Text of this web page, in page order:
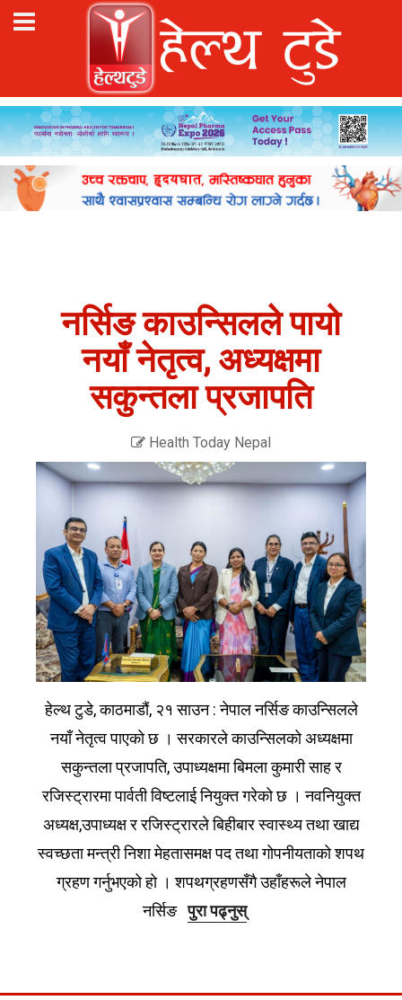
नर्सिङ काउन्सिलले पायो
नयाँ नेतृत्व, अध्यक्षमा
सकुन्तला प्रजापति
Health Today Nepal
हेल्थ टुडे, काठमाडौं, २१ साउन : नेपाल नर्सिङ काउन्सिलले
नयाँ नेतृत्व पाएको छ । सरकारले काउन्सिलको अध्यक्षमा
सकुन्तला प्रजापति, उपाध्यक्षमा बिमला कुमारी साह र
रजिस्ट्रारमा पार्वती विष्टलाई नियुक्त गरेको छ । नवनियुक्त
अध्यक्ष,उपाध्यक्ष र रजिस्ट्रारले बिहीबार स्वास्थ्य तथा खाद्य
स्वच्छता मन्त्री निशा मेहतासमक्ष पद तथा गोपनीयताको शपथ
ग्रहण गर्नुभएको हो । शपथग्रहणसँगै उहाँहरूले नेपाल
नर्सिङपुरा पढ्नुस्